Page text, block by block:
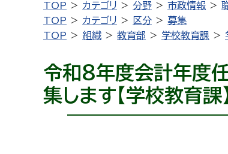
TOP カテゴリ 分野 市政情報
TOP
カテゴリ 区分
募集
TOP
組織 教育部 学校教育課
令和８年度会計年度
集します【学校教育課】